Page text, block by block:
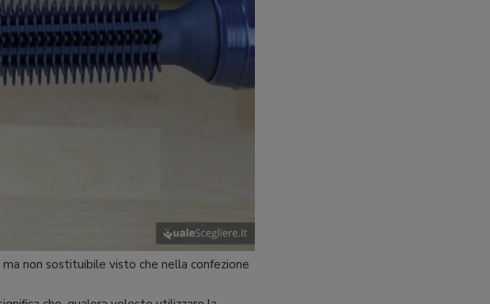
non sostituibile visto che nella confezione